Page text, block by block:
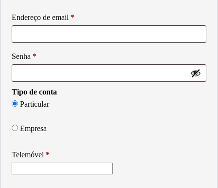
Endereço de email *Obrigatório
Senha *Obrigatório
Tipo de conta
Particular
Empresa
Telemóvel *